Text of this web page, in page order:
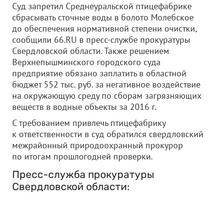
Суд запретил Среднеуральской птицефабрике
сбрасывать сточные воды в болото Молебское
до обеспечения нормативной степени очистки,
сообщили 66.RU в пресс-службе прокуратуры
Свердловской области. Также решением
Верхнепышминского городского суда
предприятие обязано заплатить в областной
бюджет 552 тыс. руб. за негативное воздействие
на окружающую среду по сборам загрязняющих
веществ в водные объекты за 2016 г.
С требованием привлечь птицефабрику
к ответственности в суд обратился свердловский
межрайонный природоохранный прокурор
по итогам прошлогодней проверки.
Пресс-служба прокуратуры
Свердловской области: